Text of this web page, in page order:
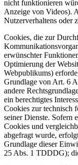
nicht funktionieren
Anzeige von Videos).
Nutzerverhaltens oder
Cookies, die zur
erwünschter
Optimierung der
Webpublikums)
Grundlage von Art. 6
andere
ein berechtigtes
Cookies zur technisch
seiner Dienste. Sofern
Cookies und
abgefragt wurde,
Grundlage dieser
25 Abs. 1 TDDDG);